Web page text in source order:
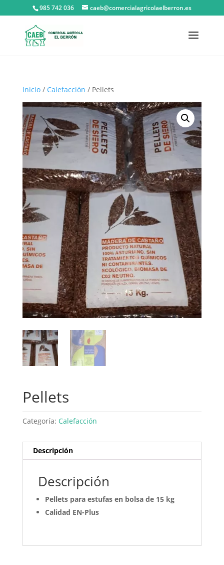
985 742 036 caeb@comercialagricolaelberron.es
Inicio/ Calefacción / Pellets
Pellets
Categoría: Calefacción
Descripción
Descripción
Pellets para estufas en bolsa de 15 kg
Calidad EN-Plus